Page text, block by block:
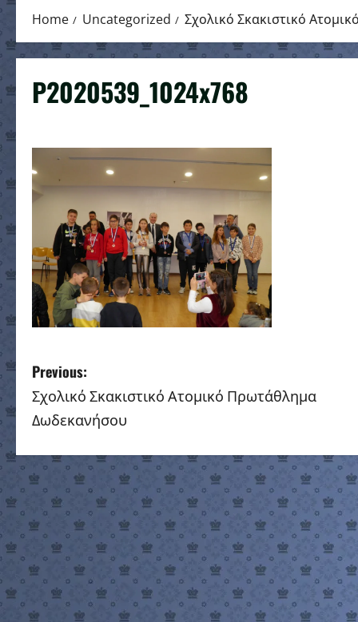
Home Uncategorized Σχολικό Σκακιστικό
P2020539_1024x768
P
o
t
a
v
i
Previous:
Σχολικό Σκακιστικό Ατομικό Πρωτάθλημα
Δωδεκανήσου